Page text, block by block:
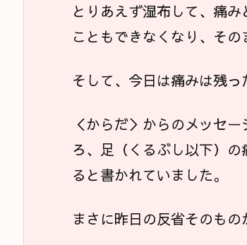
とりあえず湿布して、痛
こともできなくなり、その
そして、今日は痛みは残っ
＜からだ＞からのメッセ
ろ、足（くるぶし以下）
ると書かれていました。
まさに昨日の反省そのもの